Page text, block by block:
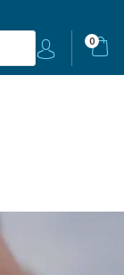
0